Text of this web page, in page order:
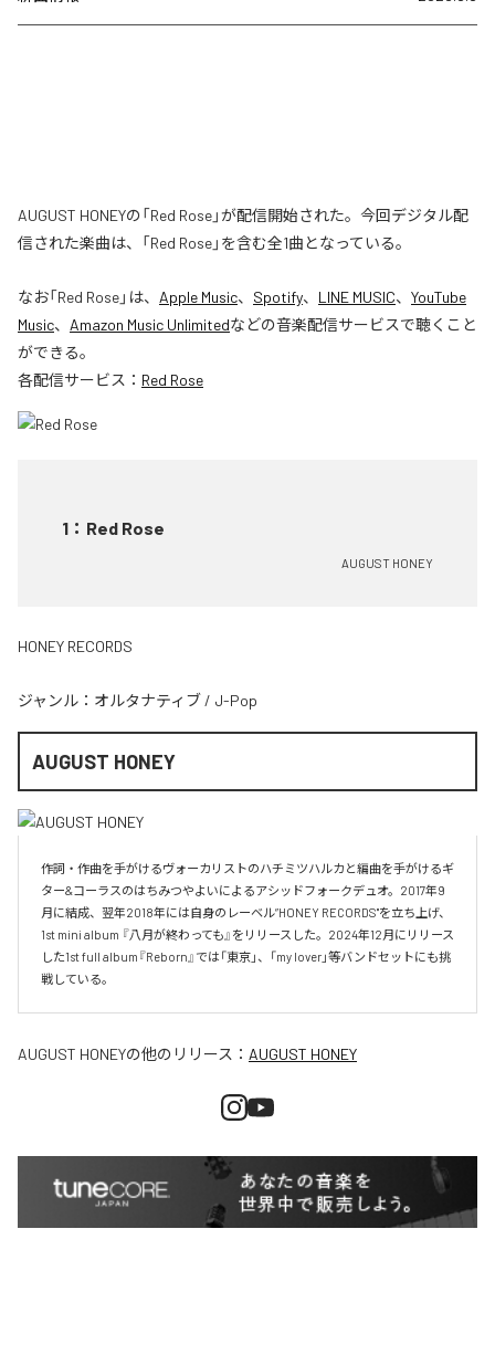
AUGUST HONEYの「Red Rose」が配信開始された。今回デジタル配
信された楽曲は、「Red Rose」を含む全1曲となっている。
なお「Red Rose」は、 Apple Music、 Spotify、 LINE MUSIC、 YouTube
Music、 Amazon Music Unlimitedなどの音楽配信サービスで聴くこと
ができる。
各配信サービス： Red Rose
1 ： Red Rose
AUGUST HONEY
HONEY RECORDS
ジャンル： オルタナティブ / J-Pop
AUGUST HONEY
作詞・作曲を手がけるヴォーカリストのハチミツハルカと編曲を手がけるギ
ター&コーラスのはちみつやよいによるアシッドフォークデュオ。2017年9
月に結成、翌年2018年には自身のレーベル”HONEY RECORDS"を立ち上げ、
1st mini album 『八月が終わっても』をリリースした。2024年12月にリリース
した1st full album『Reborn』では「東京」、「my lover」等バンドセットにも挑
戦している。
AUGUST HONEYの他のリリース： AUGUST HONEY